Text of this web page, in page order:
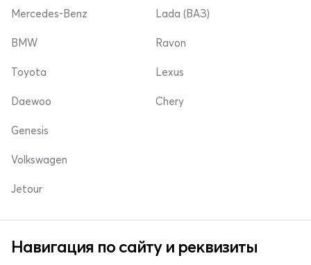
Mercedes-Benz Lada (ВАЗ)
BMW
Toyota
Daewoo
Ravon
Lexus
Chery
Genesis
Volkswagen
Jetour
Навигация по сайту и реквизиты